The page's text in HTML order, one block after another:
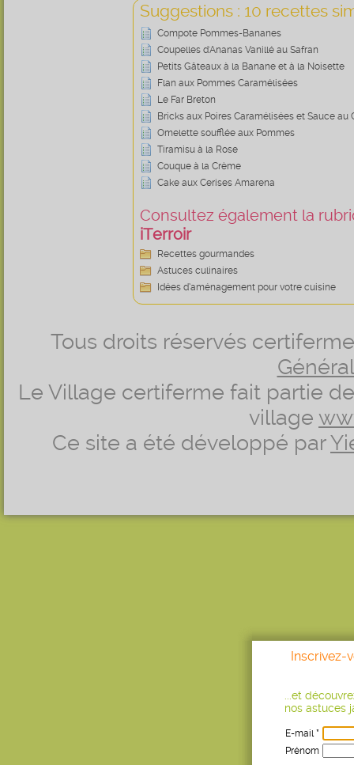
Suggestions : 10 recettes
Compote Pommes-Bananes
Coupelles d'Ananas Vanillé au Safran
Petits Gâteaux à la Banane et à la Noisette
Flan aux Pommes Caramélisées
Le Far Breton
Bricks aux Poires Caramélisées et Sauce au
Omelette soufflée aux Pommes
Tiramisu à la Rose
Couque à la Crème
Cake aux Cerises Amarena
Consultez également la
iTerroir
Recettes gourmandes
Astuces culinaires
Idées d’aménagement pour votre cuisine
Tous droits réservés
Le Village certiferme fait partie
village
Ce site a été développé par
Inscrivez-
...et
nos astuces
E-mail *
Prénom